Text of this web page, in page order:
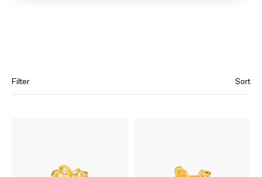
Filter
Bracelets
Sort